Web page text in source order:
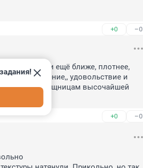
+0 –0
ещё и ещё ближе, плотнее,
наслаждение,, удовольствие и
сокровищницам высочайшей
+0 –0